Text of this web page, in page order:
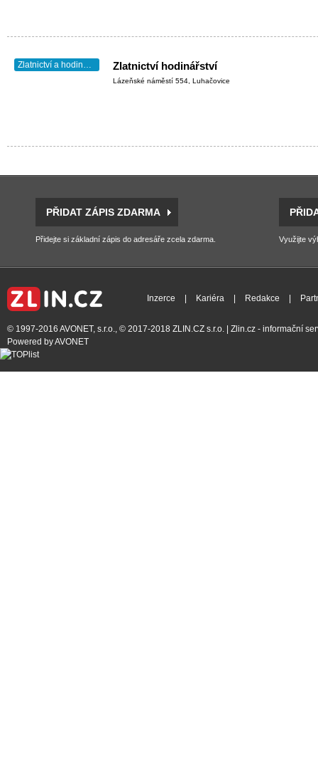
Zlatnictví a hodinářství Zlatnictví hodinářství
Lázeňské náměstí 554, Luhačovice
PŘIDAT ZÁPIS ZDARMA
Přidejte si základní zápis do adresáře zcela zdarma. Využijte
Inzerce Kariéra Redakce
© 1997-2016 AVONET, s.r.o., © 2017-2018 ZLIN.CZ s.r.o. | Zlin.cz - informační
Powered byAVONET